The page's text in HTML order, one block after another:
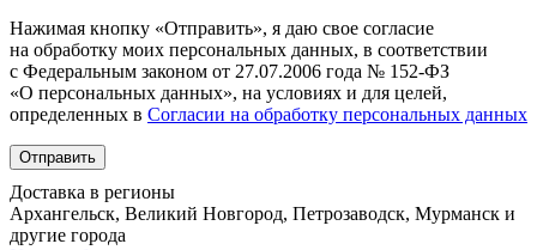
Нажимая кнопку «Отправить», я даю свое согласие
на обработку моих персональных данных, в соответствии
с Федеральным законом от 27.07.2006 года № 152-ФЗ
«О персональных данных», на условиях и для целей,
определенных в Согласии на обработку персональных данных
Отправить
Доставка в регионы
Архангельск, Великий Новгород, Петрозаводск, Мурманск и
другие города